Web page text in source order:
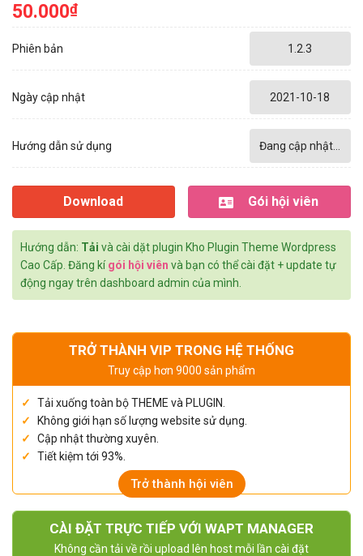
50.000₫
Phiên bản 1.2.3
Ngày cập nhật 2021-10-18
Hướng dẫn sử dụng Đang cập nhật...
Download Gói hội viên
Hướng dẫn: Tải và cài dặt plugin Kho Plugin Theme Wordpress
Cao Cấp. Đăng kígói hội viên và bạn có thể cài đặt + update tự
động ngay trên dashboard admin của mình.
TRỞ THÀNH VIP TRONG HỆ THỐNG
Truy cập hơn 9000 sản phẩm
Tải xuống toàn bộ THEME và PLUGIN.
Không giới hạn số lượng website sử dụng.
Cập nhật thường xuyên.
Tiết kiệm tới 93%.
Trở thành hội viên
CÀI ĐẶT TRỰC TIẾP VỚI WAPT MANAGER
Không cần tải về rồi upload lên host mỗi lần cài đặt